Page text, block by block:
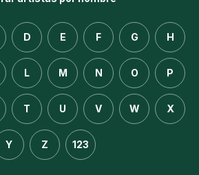
D E F G H
L M N O P
T U V W X
Y Z 123